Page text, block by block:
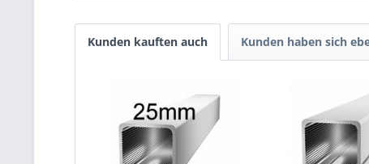
Kunden kauften auch Kunden haben sich